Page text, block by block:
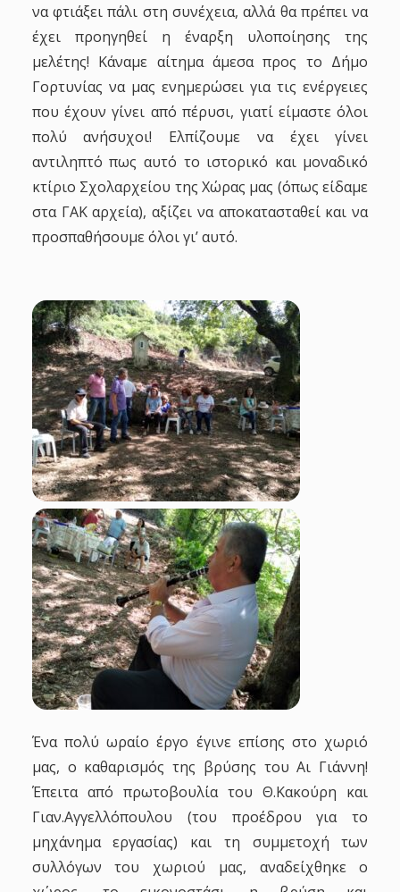
να φτιάξει πάλι στη συνέχεια, αλλά θα πρέπει να
έχει προηγηθεί η έναρξη υλοποίησης της
μελέτης! Κάναμε αίτημα άμεσα προς το Δήμο
Γορτυνίας να μας ενημερώσει για τις ενέργειες
που έχουν γίνει από πέρυσι, γιατί είμαστε όλοι
πολύ ανήσυχοι! Ελπίζουμε να έχει γίνει
αντιληπτό πως αυτό το ιστορικό και μοναδικό
κτίριο Σχολαρχείου της Χώρας μας (όπως είδαμε
στα ΓΑΚ αρχεία), αξίζει να αποκατασταθεί και να
προσπαθήσουμε όλοι γι’ αυτό.
Ένα πολύ ωραίο έργο έγινε επίσης στο χωριό
μας, ο καθαρισμός της βρύσης του Αι Γιάννη!
Έπειτα από πρωτοβουλία του Θ.Κακούρη και
Γιαν.Αγγελλόπουλου (του προέδρου για το
μηχάνημα εργασίας) και τη συμμετοχή των
συλλόγων του χωριού μας, αναδείχθηκε ο